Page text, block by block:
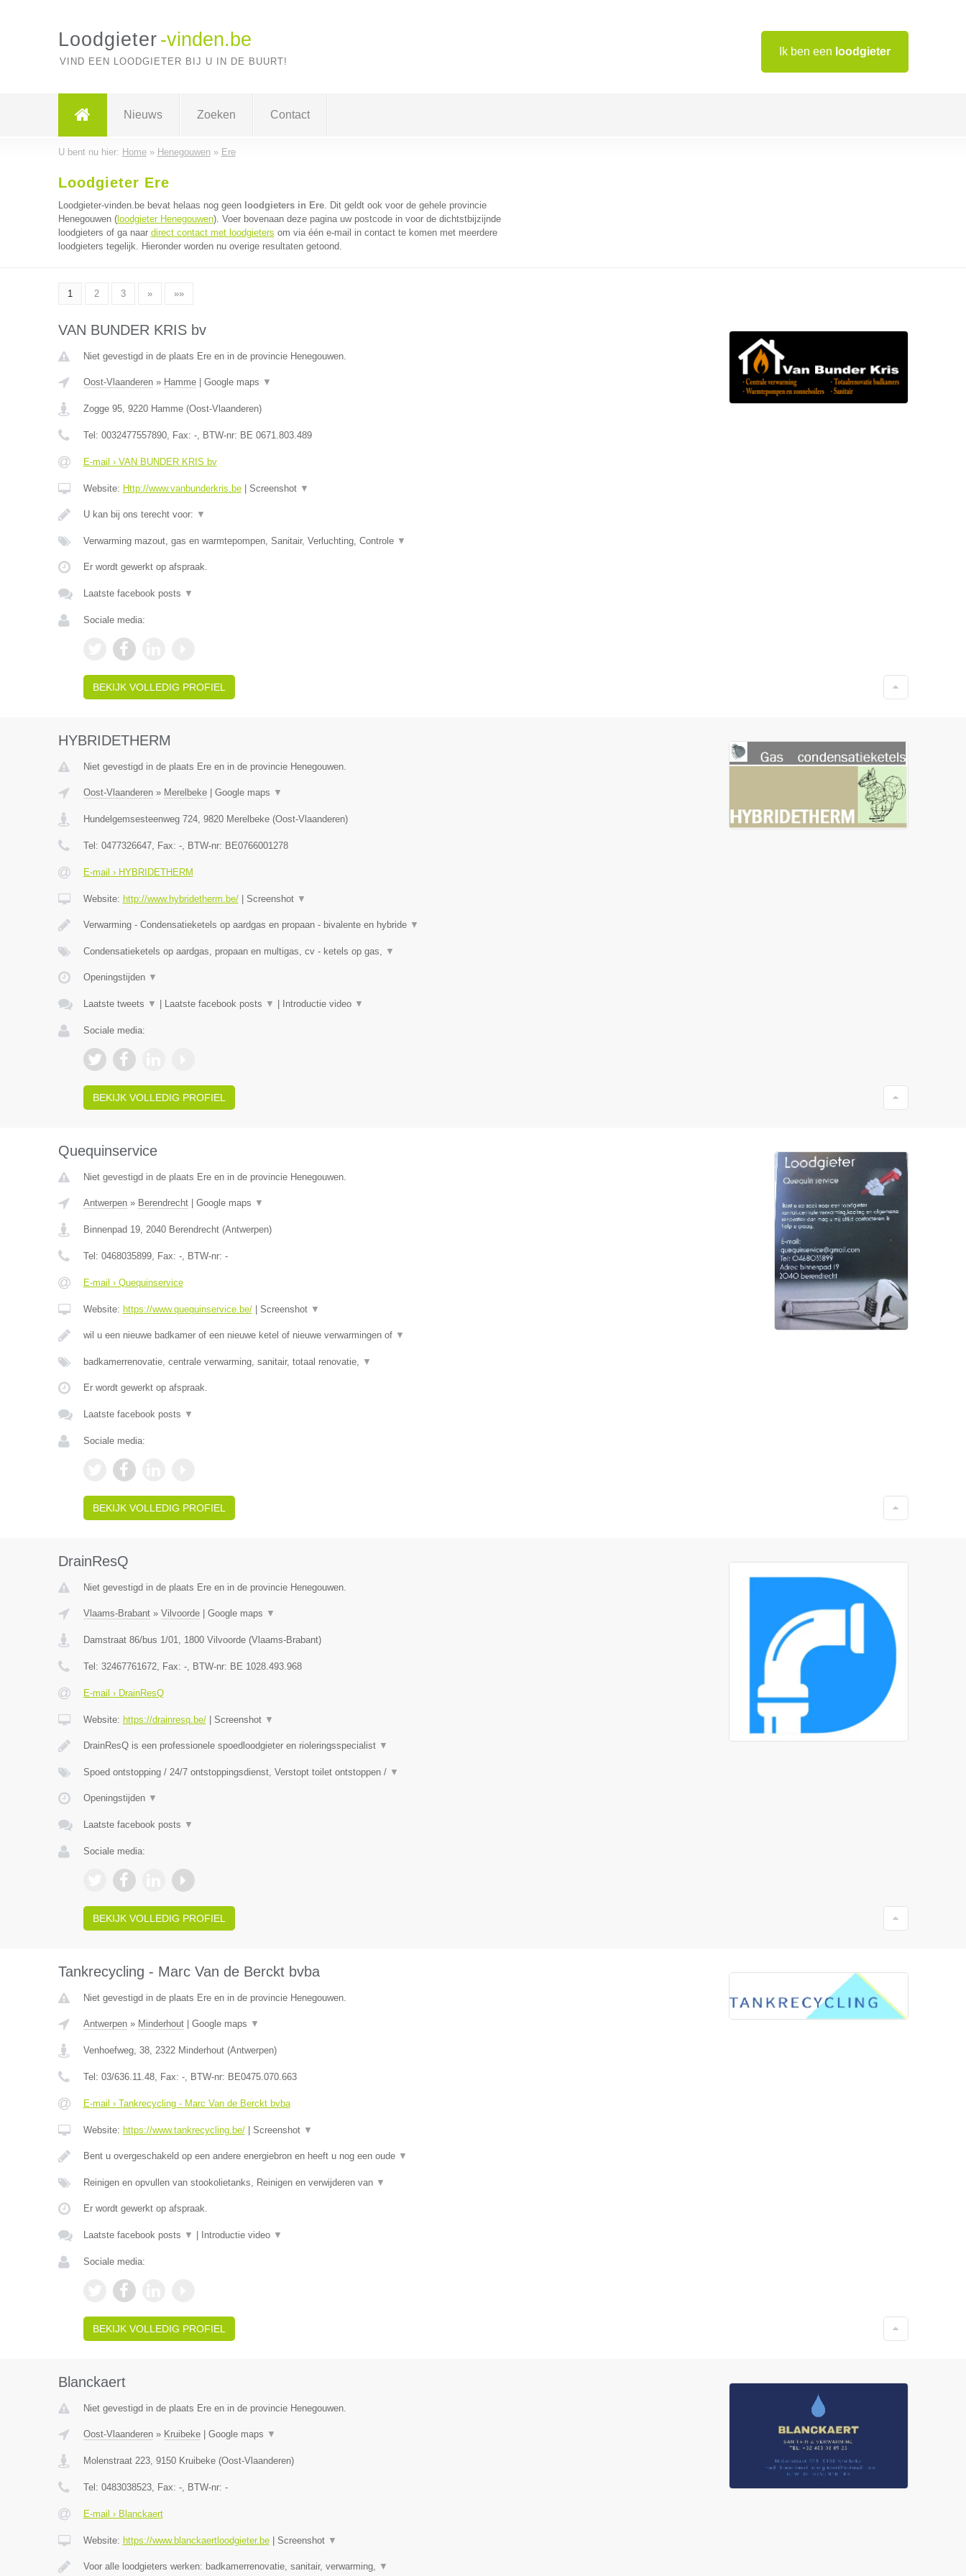
Ik ben een loodgieter
Loodgieter -vinden.be
VIND EEN LOODGIETER BIJ U IN DE BUURT!
Nieuws Zoeken Contact
U bent nu hier: Home» Henegouwen» Ere
Loodgieter Ere
Loodgieter-vinden.be bevat helaas nog geen loodgieters in Ere. Dit geldt ook voor de gehele provincie
Henegouwen (loodgieter Henegouwen). Voer bovenaan deze pagina uw postcode in voor de dichtstbijzijnde
loodgieters of ga naar direct contact met loodgieters om via één e-mail in contact te komen met meerdere
loodgieters tegelijk. Hieronder worden nu overige resultaten getoond.
1 2 3 » »»
VAN BUNDER KRIS bv
Niet gevestigd in de plaats Ere en in de provincie Henegouwen.
Oost-Vlaanderen» Hamme| Google maps ▼
Zogge 95, 9220 Hamme(Oost-Vlaanderen)
Tel: 0032477557890, Fax: -, BTW-nr: BE 0671.803.489
E-mail › VAN BUNDER KRIS bv
Website: Http://www.vanbunderkris.be| Screenshot ▼
U kan bij ons terecht voor: ▼
Verwarming mazout, gas en warmtepompen, Sanitair, Verluchting, Controle ▼
Er wordt gewerkt op afspraak.
Laatste facebook posts ▼
Sociale media:
BEKIJK VOLLEDIG PROFIEL
HYBRIDETHERM
Niet gevestigd in de plaats Ere en in de provincie Henegouwen.
Oost-Vlaanderen» Merelbeke| Google maps ▼
Hundelgemsesteenweg 724, 9820 Merelbeke(Oost-Vlaanderen)
Tel: 0477326647, Fax: -, BTW-nr: BE0766001278
E-mail › HYBRIDETHERM
Website: http://www.hybridetherm.be/| Screenshot ▼
Verwarming - Condensatieketels op aardgas en propaan - bivalente en hybride ▼
Condensatieketels op aardgas, propaan en multigas, cv - ketels op gas, ▼
Openingstijden ▼
Laatste tweets ▼ Laatste facebook posts ▼ Introductie video ▼
Sociale media:
BEKIJK VOLLEDIG PROFIEL
Quequinservice
Niet gevestigd in de plaats Ere en in de provincie Henegouwen.
Antwerpen» Berendrecht| Google maps ▼
Binnenpad 19, 2040 Berendrecht(Antwerpen)
Tel: 0468035899, Fax: -, BTW-nr: -
E-mail › Quequinservice
Website: https://www.quequinservice.be/| Screenshot ▼
wil u een nieuwe badkamer of een nieuwe ketel of nieuwe verwarmingen of ▼
badkamerrenovatie, centrale verwarming, sanitair, totaal renovatie, ▼
Er wordt gewerkt op afspraak.
Laatste facebook posts ▼
Sociale media:
BEKIJK VOLLEDIG PROFIEL
DrainResQ
Niet gevestigd in de plaats Ere en in de provincie Henegouwen.
Vlaams-Brabant» Vilvoorde| Google maps ▼
Damstraat 86/bus 1/01, 1800 Vilvoorde(Vlaams-Brabant)
Tel: 32467761672, Fax: -, BTW-nr: BE 1028.493.968
E-mail › DrainResQ
Website: https://drainresq.be/| Screenshot ▼
DrainResQ is een professionele spoedloodgieter en rioleringsspecialist ▼
Spoed ontstopping / 24/7 ontstoppingsdienst, Verstopt toilet ontstoppen / ▼
Openingstijden ▼
Laatste facebook posts ▼
Sociale media:
BEKIJK VOLLEDIG PROFIEL
Tankrecycling - Marc Van de Berckt bvba
Niet gevestigd in de plaats Ere en in de provincie Henegouwen.
Antwerpen» Minderhout| Google maps ▼
Venhoefweg, 38, 2322 Minderhout(Antwerpen)
Tel: 03/636.11.48, Fax: -, BTW-nr: BE0475.070.663
E-mail › Tankrecycling - Marc Van de Berckt bvba
Website: https://www.tankrecycling.be/| Screenshot ▼
Bent u overgeschakeld op een andere energiebron en heeft u nog een oude ▼
Reinigen en opvullen van stookolietanks, Reinigen en verwijderen van ▼
Er wordt gewerkt op afspraak.
Laatste facebook posts ▼ Introductie video ▼
Sociale media:
BEKIJK VOLLEDIG PROFIEL
Blanckaert
Niet gevestigd in de plaats Ere en in de provincie Henegouwen.
Oost-Vlaanderen» Kruibeke| Google maps ▼
Molenstraat 223, 9150 Kruibeke(Oost-Vlaanderen)
Tel: 0483038523, Fax: -, BTW-nr: -
E-mail › Blanckaert
Website: https://www.blanckaertloodgieter.be| Screenshot ▼
Voor alle loodgieters werken: badkamerrenovatie, sanitair, verwarming, ▼